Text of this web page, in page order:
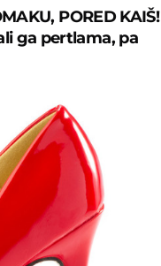
PORED KAIŠ!
ga pertlama, pa